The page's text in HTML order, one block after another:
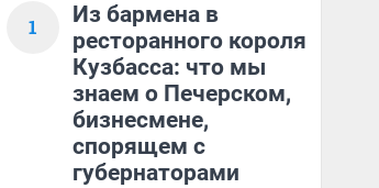
1
Из бармена в
ресторанного короля
Кузбасса: что мы
знаем о Печерском,
бизнесмене,
спорящем с
губернаторами